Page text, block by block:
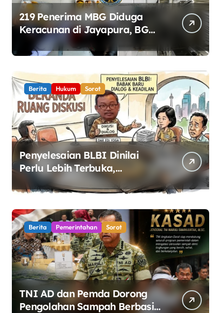
219 Penerima MBG Diduga
Keracunan di Jayapura, BGN
Perketat Pengawasan
Keamanan Pangan
Berita Hukum Sorot
Penyelesaian BLBI Dinilai
Perlu Lebih Terbuka,
Pemerintah Diminta Buka
Ruang Dialog
Berita Pemerintahan Sorot
TNI AD dan Pemda Dorong
Pengolahan Sampah Berbasis